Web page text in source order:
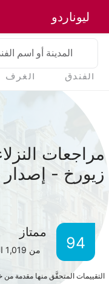
ليوناردو
المدينة أو اسم
الفندق الغرف
مراجعات
زيورخ - إصدار
94
ممتاز
من 1,019
التقييمات المتحقَّق منها مقدمة من